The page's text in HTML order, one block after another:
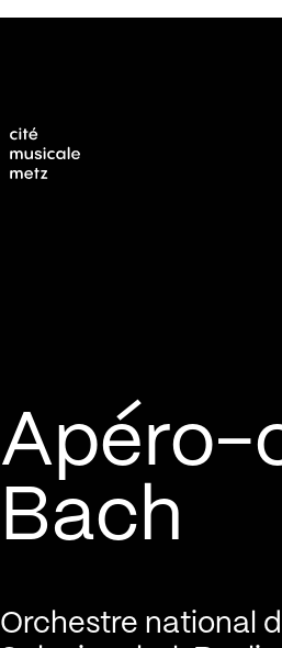
Apéro-
Bach
Orchestre national